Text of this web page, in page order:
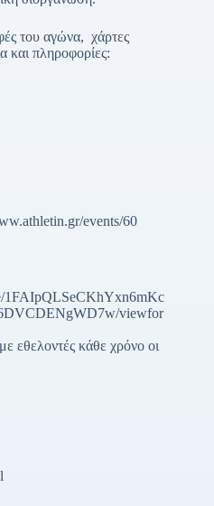
του αγώνα, χάρτες
και πληροφορίες:
events/60
1FAIpQLSeCKhYxn6mKc
viewfor
εθελοντές κάθε χρόνο οι